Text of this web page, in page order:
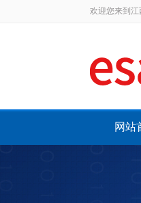
欢迎您来到江
网站